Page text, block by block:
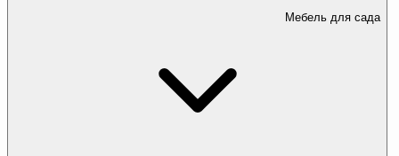
Мебель для сада